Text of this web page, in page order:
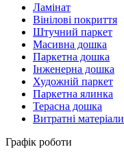
Ламінат
Вінілові покриття
Штучний паркет
Масивна дошка
Паркетна дошка
Інженерна дошка
Художній паркет
Паркетна ялинка
Терасна дошка
Витратні матеріали
Графік роботи